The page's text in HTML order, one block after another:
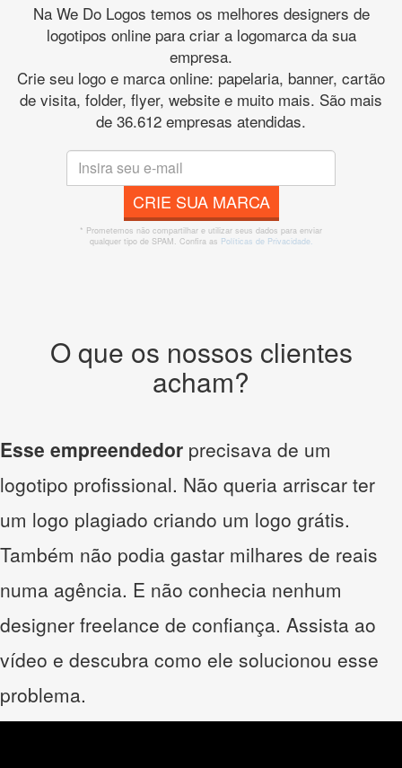
Na We Do Logos temos os melhores designers de
logotipos online para criar a logomarca da sua
empresa.
Crie seu logo e marca online: papelaria, banner, cartão
de visita, folder, flyer, website e muito mais. São mais
de 36.612 empresas atendidas.
CRIE SUA MARCA
* Prometemos não compartilhar e utilizar seus dados para enviar
qualquer tipo de SPAM. Confira as Políticas de Privacidade.
O que os nossos clientes
acham?
Esse empreendedor precisava de um
logotipo profissional. Não queria arriscar ter
um logo plagiado criando um logo grátis.
Também não podia gastar milhares de reais
numa agência. E não conhecia nenhum
designer freelance de confiança. Assista ao
vídeo e descubra como ele solucionou esse
problema.